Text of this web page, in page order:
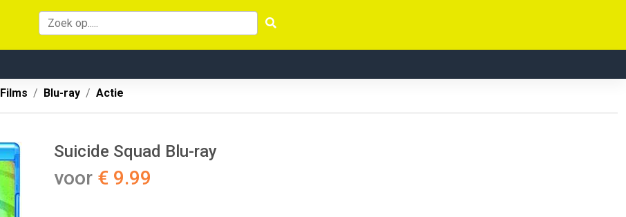
Films Blu-ray Actie
Suicide Squad Blu-ray
voor € 9.99